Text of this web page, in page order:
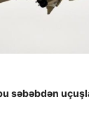
səbəbdən